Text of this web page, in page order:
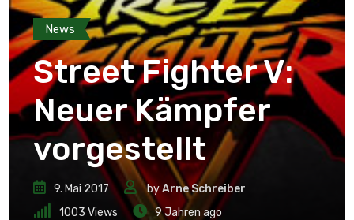
News
Street Fighter V:
Neuer Kämpfer
vorgestellt
9. Mai 2017 byArne Schreiber
1003 Views 9 Jahren ago